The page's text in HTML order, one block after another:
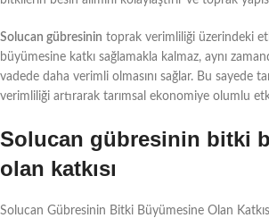
Solucan gübresinin toprak verimliliği üzerindeki
büyümesine katkı sağlamakla kalmaz, aynı
vadede daha verimli olmasını sağlar. Bu sayede
verimliliği artırarak tarımsal ekonomiye olumlu
Solucan gübresinin bitki
olan katkısı
Solucan Gübresinin Bitki Büyümesine Olan